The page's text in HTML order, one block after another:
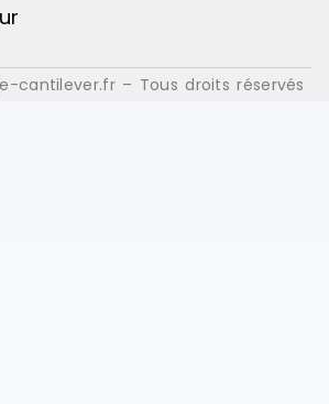
cantilever.fr – Tous droits réservés